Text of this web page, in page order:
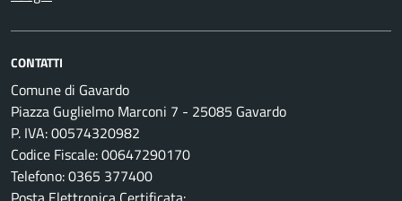
CONTATTI
Comune di Gavardo
Piazza Guglielmo Marconi 7 - 25085 Gavardo
P. IVA: 00574320982
Codice Fiscale: 00647290170
Telefono: 0365 377400